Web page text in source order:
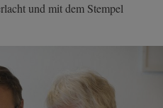
und mit dem Stempel